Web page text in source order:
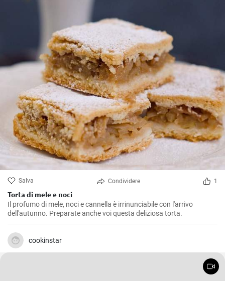
Salva Condividere 1
Torta di mele e noci
Il profumo di mele, noci e cannella è irrinunciabile con l'arrivo
dell'autunno. Preparate anche voi questa deliziosa torta.
cookinstar